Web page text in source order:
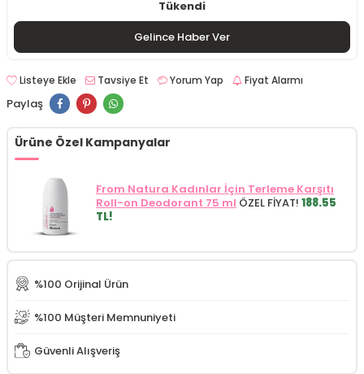
Tükendi
Gelince Haber Ver
Listeye Ekle Tavsiye Et Yorum Yap Fiyat Alarmı
Paylaş
Ürüne Özel Kampanyalar
From Natura Kadınlar İçin Terleme Karşıtı
Roll-on Deodorant 75 ml ÖZEL FİYAT! 188.55
TL!
%100 Orijinal Ürün
%100 Müşteri Memnuniyeti
Güvenli Alışveriş